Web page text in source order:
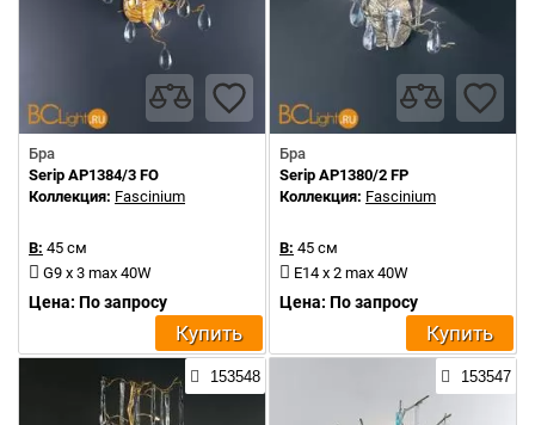
Бра
Serip AP1384/3 FO
Коллекция: Fascinium
В: 45 см
G9 x 3 max 40W
Цена: По запросу
Купить
Бра
Serip AP1380/2 FP
Коллекция: Fascinium
В: 45 см
E14 x 2 max 40W
Цена: По запросу
Купить
153548 153547